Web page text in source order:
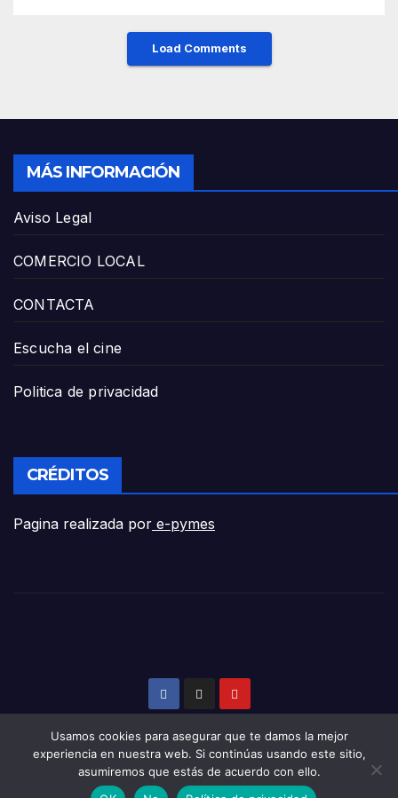
Load Comments
MÁS INFORMACIÓN
Aviso Legal
COMERCIO LOCAL
CONTACTA
Escucha el cine
Politica de privacidad
CRÉDITOS
Pagina realizada por e-pymes
Funciona gracias a WordPress| Tema: Newsup deThemeansar
Usamos cookies para asegurar que te damos la mejor
experiencia en nuestra web. Si continúas usando este sitio,
asumiremos que estás de acuerdo con ello.